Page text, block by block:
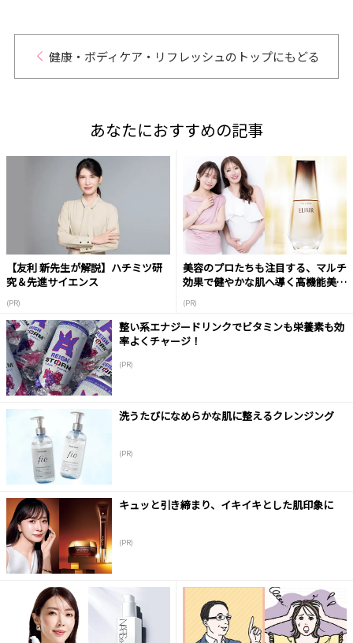
健康・ボディケア・リフレッシュのトップにもどる
あなたにおすすめの記事
【友利 新先生が解説】ハチミツ研
究＆先進サイエンス
(PR)
美容のプロたちも注目する、マルチ
効果で健やかな肌へ導く高機能美容
(PR)
整い系エナジードリンクでビタミンも栄養素も効
率よくチャージ！
(PR)
洗うたびになめらかな肌に整えるクレンジング
(PR)
キュッと引き締まり、イキイキとした肌印象に
(PR)